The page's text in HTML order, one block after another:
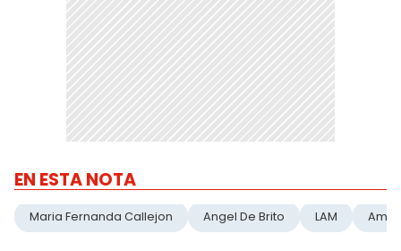
EN ESTA NOTA
Maria Fernanda Callejon Angel De Brito LAM